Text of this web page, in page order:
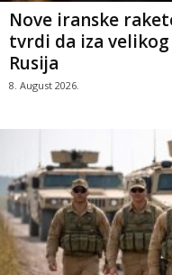
Nove iranske
tvrdi da iza
Rusija
8. August 2026.